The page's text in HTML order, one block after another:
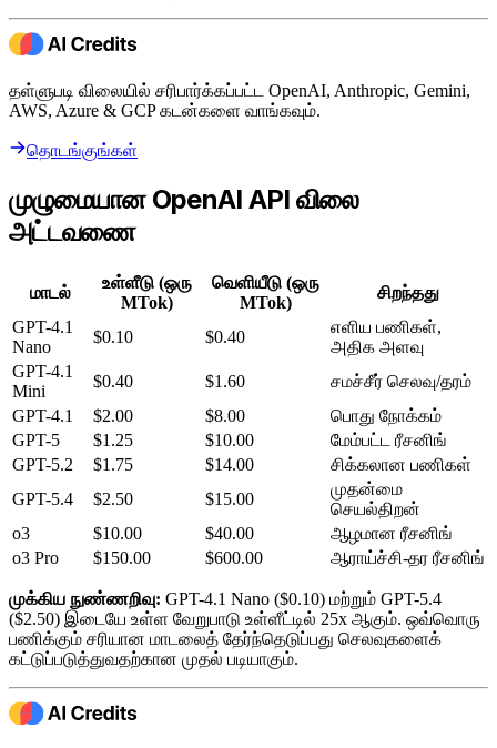
தள்ளுபடி விலையில் சரிபார்க்கப்பட்ட OpenAI, Anthropic, Gemini,
AWS, Azure & GCP கடன்களை வாங்கவும்.
தொடங்குங்கள்
முழுமையான OpenAI API விலை
அட்டவணை
மாடல்
உள்ளீடு (ஒரு
MTok)
வெளியீடு (ஒரு
MTok)
சிறந்தது
GPT-4.1
Nano
$0.10 $0.40
எளிய பணிகள்,
அதிக அளவு
GPT-4.1
Mini
$0.40 $1.60
சமச்சீர் செலவு/தரம்
GPT-4.1
$2.00 $8.00
பொது நோக்கம்
GPT-5
$1.25 $10.00
மேம்பட்ட ரீசனிங்
GPT-5.2
$1.75 $14.00
சிக்கலான பணிகள்
GPT-5.4
$2.50 $15.00
முதன்மை
செயல்திறன்
o3
$10.00 $40.00
ஆழமான ரீசனிங்
o3 Pro
$150.00 $600.00 ஆராய்ச்சி-தர ரீசனிங்
முக்கிய நுண்ணறிவு: GPT-4.1 Nano ($0.10) மற்றும் GPT-5.4
($2.50) இடையே உள்ள வேறுபாடு உள்ளீட்டில் 25x ஆகும். ஒவ்வொரு
பணிக்கும் சரியான மாடலைத் தேர்ந்தெடுப்பது செலவுகளைக்
கட்டுப்படுத்துவதற்கான முதல் படியாகும்.